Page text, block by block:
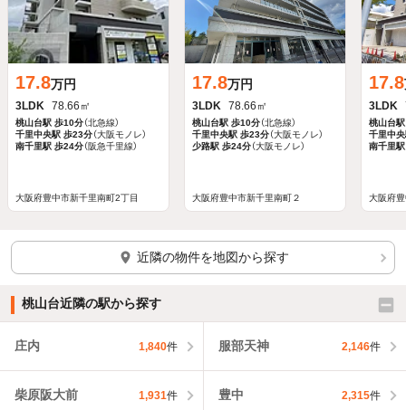
17.8万円
3LDK 78.66㎡
桃山台駅 歩10分（北急線）
千里中央駅 歩23分（大阪モノレ）
南千里駅 歩24分（阪急千里線）
大阪府豊中市新千里南町2丁目
17.8万円
3LDK 78.66㎡
桃山台駅 歩10分（北急線）
千里中央駅 歩23分（大阪モノレ）
少路駅 歩24分（大阪モノレ）
大阪府豊中市新千里南町２
17.8
3LDK
桃山台駅
千里中
南千里駅
大阪府
近隣の物件を地図から探す
桃山台近隣の駅から探す
庄内 1,840件 服部天神 2,146件
柴原阪大前 1,931件 豊中 2,315件